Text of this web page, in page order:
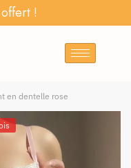
!
en dentelle rose